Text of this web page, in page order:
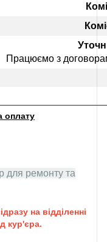
Працюємо з
оплату
для ремонту та
на відділенні
кур'єра.